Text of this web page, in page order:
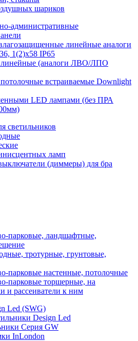
шариков
административные
линейные аналоги
1(2)х58 IP65
линейные (аналоги ЛВО/ЛПО
встраиваемые Downlight
LED лампами (без ПРА
светильников
ламп
(диммеры) для бра
парковые, ландшафтные,
тротурные, грунтовые,
парковые настенные, потолочные
парковые торшерные, на
и рассеиватели к ним
Led (SWG)
Design Led
Серия GW
InLondon